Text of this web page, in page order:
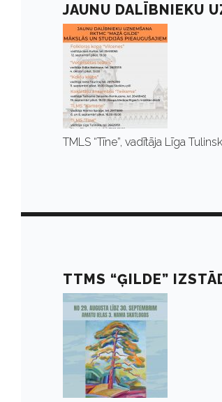
JAUNU DALĪBNIEKU
TMLS “Tīne”, vadītāja Līga
TTMS “ĢILDE”